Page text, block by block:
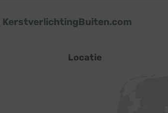
KerstverlichtingBuiten.com
Locatie